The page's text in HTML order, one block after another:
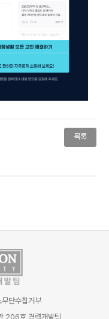
목록
단수집거부
206호 경력개발팀